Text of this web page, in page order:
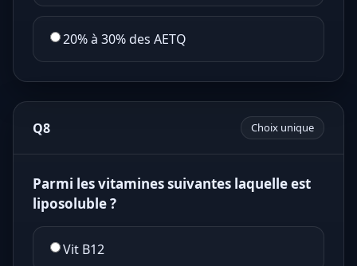
20% à 30% des AETQ
Q8 Choix unique
Parmi les vitamines suivantes laquelle est
liposoluble ?
Vit B12